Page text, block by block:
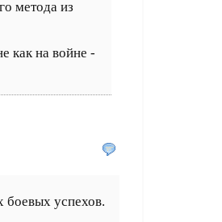
метода из
как на войне -
боевых успехов.